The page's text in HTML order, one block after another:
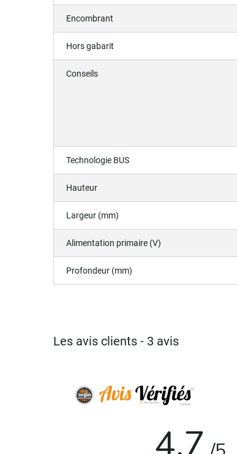
Encombrant
Hors gabarit
Conseils
Technologie BUS
Hauteur
Largeur (mm)
Alimentation primaire (V)
Profondeur (mm)
Les avis clients - 3 avis